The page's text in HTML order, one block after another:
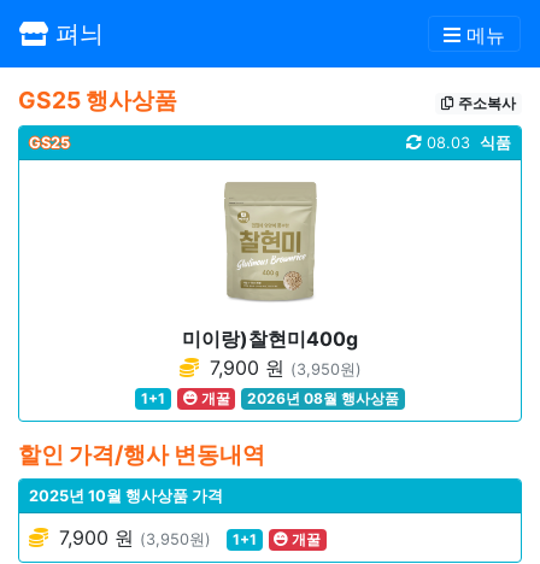
펴늬 메뉴
GS25 행사상품 주소복사
GS25 식품
08.03
미이랑)찰현미400g
7,900 원 (3,950원)
1+1
개꿀 2026년 08월 행사상품
할인 가격/행사 변동내역
2025년 10월 행사상품 가격
7,900 원 (3,950원) 1+1 개꿀